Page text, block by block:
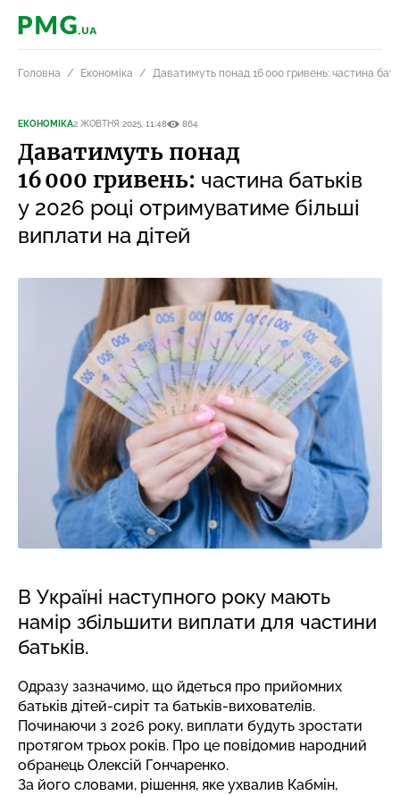
PMG.ua
Головна Економіка Даватимуть понад 16 000 гривень: частина
ЕКОНОМІКА2 ЖОВТНЯ 2025, 11:48 864
Даватимуть понад
16 000 гривень: частина батьків
у 2026 році отримуватиме більші
виплати на дітей
В Україні наступного року мають
намір збільшити виплати для частини
батьків.
Одразу зазначимо, що йдеться про прийомних
батьків дітей-сиріт та батьків-вихователів.
Починаючи з 2026 року, виплати будуть зростати
протягом трьох років. Про це повідомив народний
обранець Олексій Гончаренко.
За його словами, рішення, яке ухвалив Кабмін,